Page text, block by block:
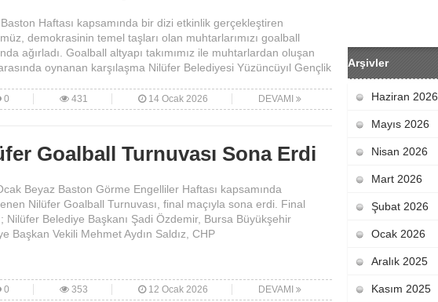
Haftası kapsamında bir dizi etkinlik gerçekleştiren
demokrasinin temel taşları olan muhtarlarımızı goalball
ağırladı. Goalball altyapı takımımız ile muhtarlardan oluşan
oynanan karşılaşma Nilüfer Belediyesi Yüzüncüyıl Gençlik
0 431 14 Ocak 2026 DEVAMI
Goalball Turnuvası Sona Erdi
Beyaz Baston Görme Engelliler Haftası kapsamında
Nilüfer Goalball Turnuvası, final maçıyla sona erdi. Final
Nilüfer Belediye Başkanı Şadi Özdemir, Bursa Büyükşehir
Başkan Vekili Mehmet Aydın Saldız, CHP
0 353 12 Ocak 2026 DEVAMI
Arşivler
Haziran 2026
Mayıs 2026
Nisan 2026
Mart 2026
Şubat 2026
Ocak 2026
Aralık 2025
Kasım 2025